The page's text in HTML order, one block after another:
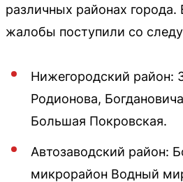
различных районах города.
жалобы поступили со
Нижегородский район:
Родионова,
Большая Покровская.
Автозаводский район:
микрорайон Водный